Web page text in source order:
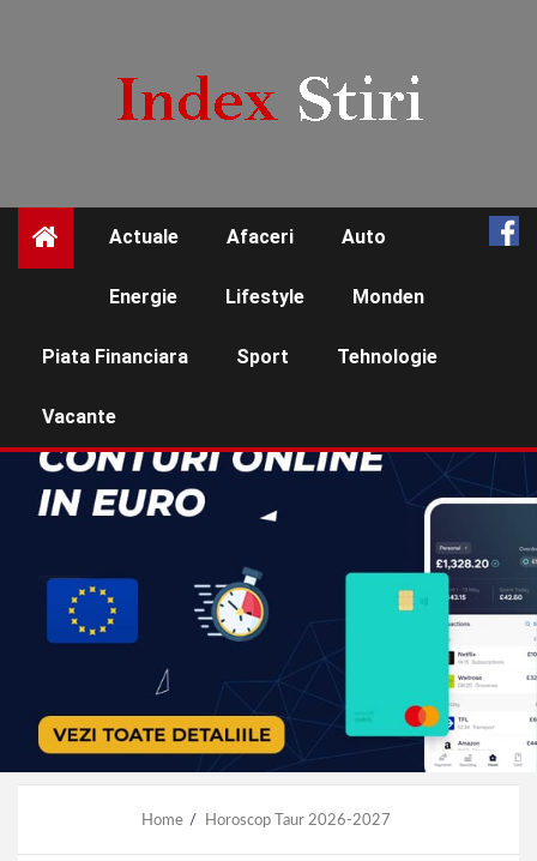
Actuale Afaceri Auto
Energie Lifestyle Monden
Piata Financiara Sport Tehnologie
Vacante
Home Horoscop Taur 2026-2027